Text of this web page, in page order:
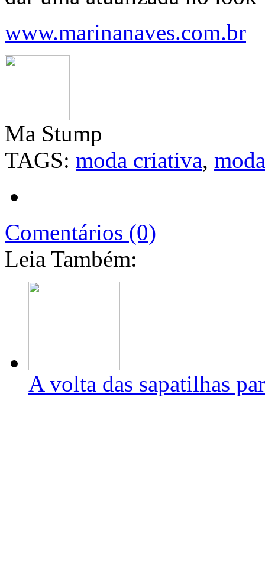
www.marinanaves.com.br
Ma Stump
TAGS: moda criativa,
Comentários (0)
Leia Também:
A volta das sapatilhas